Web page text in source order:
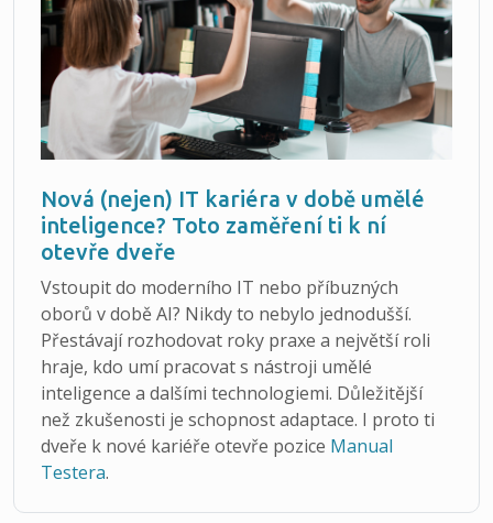
Nová (nejen) IT kariéra v době umělé
inteligence? Toto zaměření ti k ní
otevře dveře
Vstoupit do moderního IT nebo příbuzných
oborů v době AI? Nikdy to nebylo jednodušší.
Přestávají rozhodovat roky praxe a největší roli
hraje, kdo umí pracovat s nástroji umělé
inteligence a dalšími technologiemi. Důležitější
než zkušenosti je schopnost adaptace. I proto ti
dveře k nové kariéře otevře pozice Manual
Testera.